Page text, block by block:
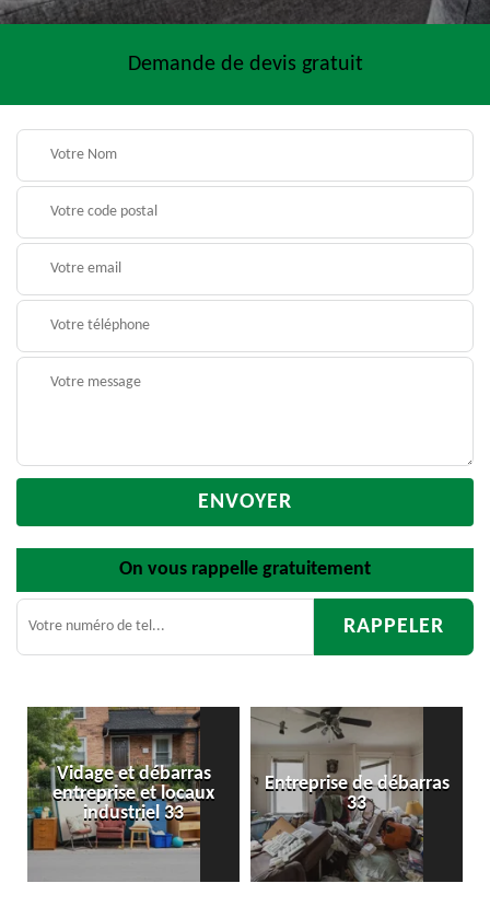
Demande de devis gratuit
On vous rappelle gratuitement
Entreprise de débarras
33
Débarras
d'appartement 33